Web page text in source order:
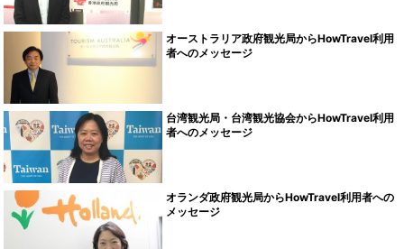
オーストラリア政府観光局からHowTravel利用
者へのメッセージ
台湾観光局・台湾観光協会からHowTravel利用
者へのメッセージ
オランダ政府観光局からHowTravel利用者への
メッセージ